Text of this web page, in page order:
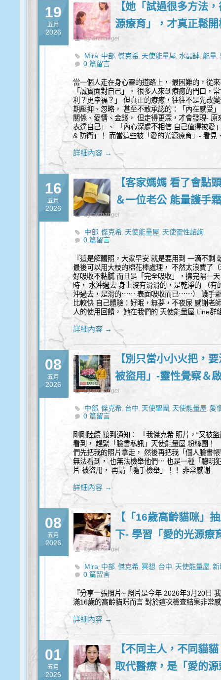
19
五月
2026
【她「試過很多方法
源療育」，才真正鬆
by archangel
Mira, 中部,傑克希, 天使能量屋,水晶缽, 能量,
0 篇留言
當一個人走在身心靈的道路上， 最困難的，從
「誠實面對自己」。 很多人來到療癒的門口，
利？更幸福？」 但真正的療癒，往往不是先改
期壓抑、忽略， 甚至不敢承認的：「內在感受
關係、愛情、金錢， 但走得更深，才會發現-
表達自己」、 「內心深處不相信 自己值得被
& 防衛」！ 而當這些被「愛的光源療育」- 看見
詳細內容 →
16
五月
2026
【客家媽媽 看了會點
＆一位老公 能量護手
by archangel
中部,傑克希, 天使能量屋, 天使靈性諮詢
0 篇留言
『這是解體照，大家早安 就是要用到 一滴不
最後可以用大枝的棉花棒處理， 不然太浪費了
好吸收不粘膩 而且是「完全吸收」，擦完隔一
時， 水沖過去 身上沒有滑滑的，是乾淨的 （
沖過去，是滑的⋯⋯ 表面吸收而已⋯⋯） 護手霜
比較快 自己體驗：好眠，無夢，不夜尿 感謝老
人的使用回饋， 她在我們的 天使能量屋 Line群
詳細內容 →
08
五月
2026
【別只當小小火把，
被盜用」-靈性覺察＆
by archangel
中部,傑克希, 台中, 天使聖團, 天使能量屋, 愛
0 篇留言
剛剛陸續 接到通知： 「我傑克希 照片，“又被
看到， 趕緊「臉書私訊」天使能量屋 粉絲團
們先把我的照片拿走， 然後再把我「個人臉書
無法看到， 也無法檢舉他們⋯ 也是一種「聰明
片 被盜用， 再請「隨手檢舉」！！ 非常感謝
詳細內容 →
08
五月
2026
【「16歲高齡貓咪」
下- 學習「愛的光源療
by archangel
Mira, 中部,傑克希,冥想, 台中, 天使能量屋,
0 篇留言
『分享一張照片~ 照片是今年 2026年3月20日
滿16歲的高齡貓咪而言 對於這次檢查結果非常
詳細內容 →
01
五月
2026
【不同主人，不同貓
取代醫療，是「愛的